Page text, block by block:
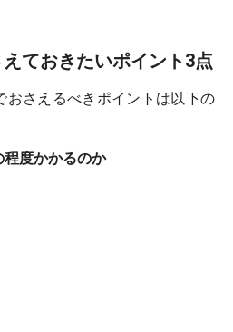
ておきたいポイント3点
おさえるべきポイントは以下の
程度かかるのか